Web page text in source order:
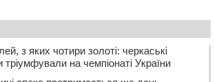
з яких чотири золоті: черкаські
на чемпіонаті України